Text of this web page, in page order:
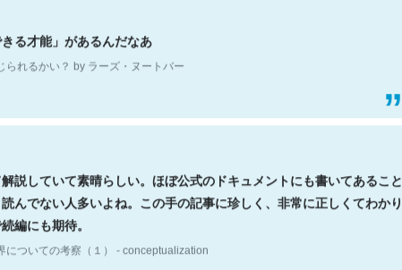
る才能」があるんだなあ
れるかい？ by ラーズ・ヌートバー
説していて素晴らしい。ほぼ公式のドキュメントにも書いてあること
読んでない人多いよね。この手の記事に珍しく、非常に正しくてわかり
編にも期待。
ついての考察（１） - conceptualization